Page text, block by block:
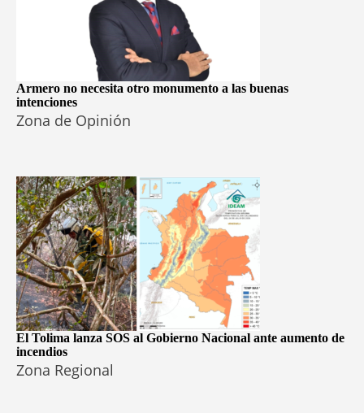
Armero no necesita otro monumento a las buenas
intenciones
Zona de Opinión
El Tolima lanza SOS al Gobierno Nacional ante aumento de
incendios
Zona Regional